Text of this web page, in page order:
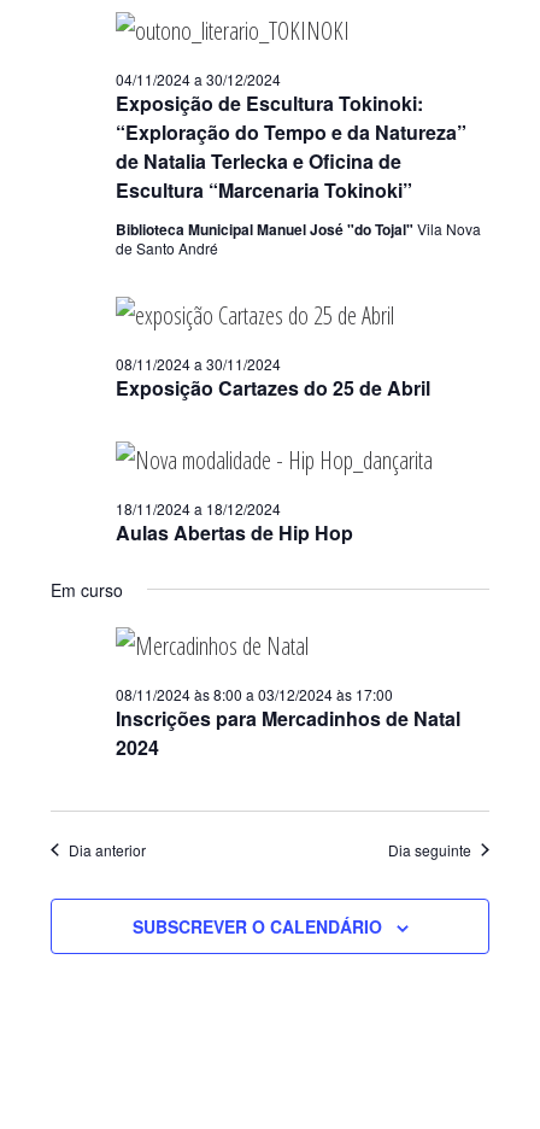
Exposição de Escultura Tokinoki:
“Exploração do Tempo e da Natureza”
de Natalia Terlecka e Oficina de
Escultura “Marcenaria Tokinoki”
04/11/2024a 30/12/2024
Biblioteca Municipal Manuel José "do Tojal" Vila Nova
de Santo André
Exposição Cartazes do 25 de Abril
08/11/2024a 30/11/2024
Aulas Abertas de Hip Hop
18/11/2024a 18/12/2024
Em curso
Inscrições para Mercadinhos de Natal
2024
08/11/2024 às 8:00 a 03/12/2024 às 17:00
Dia anterior Dia seguinte
SUBSCREVER O CALENDÁRIO